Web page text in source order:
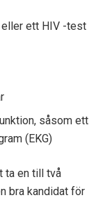
ett HIV -test
såsom ett
(EKG)
ta en till två
bra kandidat för